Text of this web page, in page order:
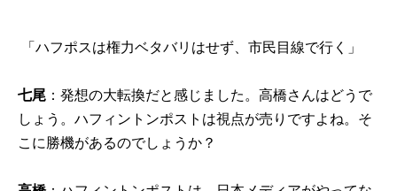
「ハフポスは権力ベタバリはせず、市民目線で行く」
七尾 ：発想の大転換だと感じました。高橋さんはどうで
しょう。ハフィントンポストは視点が売りですよね。そ
こに勝機があるのでしょうか？